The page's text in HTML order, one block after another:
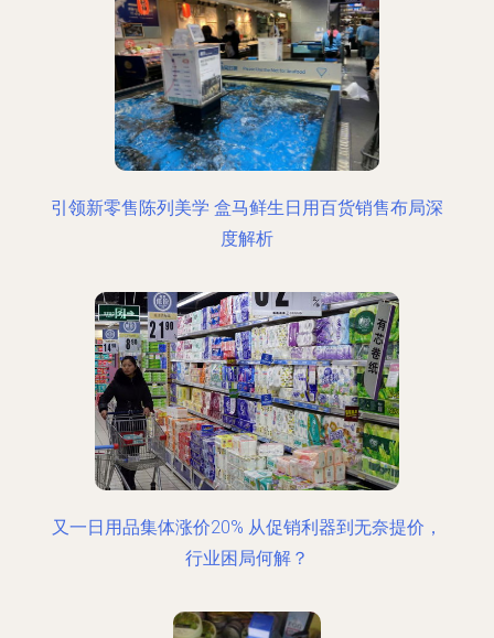
引领新零售陈列美学 盒马鲜生日用百货销售布局深
度解析
又一日用品集体涨价20% 从促销利器到无奈提价，
行业困局何解？